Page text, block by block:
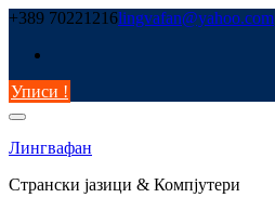
Skip
content
+389 70221216lingvafan@yahoo.com
Уписи !
Лингвафан
Странски јазици & Компјутери